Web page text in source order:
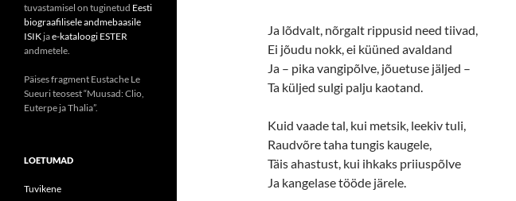
Ja lõdvalt, nõrgalt rippusid need tiivad,
Ei jõudu nokk, ei küüned avaldand
Ja – pika vangipõlve, jõuetuse jäljed –
Ta küljed sulgi palju kaotand.
Kuid vaade tal, kui metsik, leekiv tuli,
Raudvõre taha tungis kaugele,
Täis ahastust, kui ihkaks priiuspõlve
Ja kangelase tööde järele.
tuvastamisel on tuginetud Eesti
biograafilisele andmebaasile
ISIK jae-kataloogi ESTER
andmetele.
Päises fragment Eustache Le
Sueuri teosest “Muusad: Clio,
Euterpe ja Thalia”.
LOETUMAD
Tuvikene